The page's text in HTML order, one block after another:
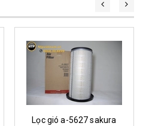
Lọc gió a-5627 sakura